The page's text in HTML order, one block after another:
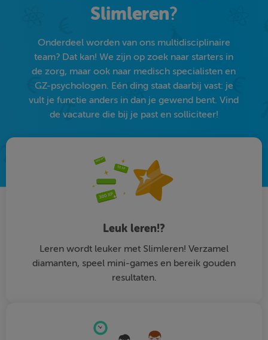
Slimleren?
Onderdeel worden van ons multidisciplinaire
team? Dat kan! We zijn op zoek naar starters in
de zorg, maar ook naar medisch specialisten en
GZ-psychologen. Eén ding staat daarbij vast: je
vult je functie anders in dan je gewend bent. Vind
de vacature die bij je past en solliciteer!
Leuk leren!?
Leren wordt leuker met Slimleren! Verzamel
diamanten, speel mini-games en bereik gouden
resultaten.